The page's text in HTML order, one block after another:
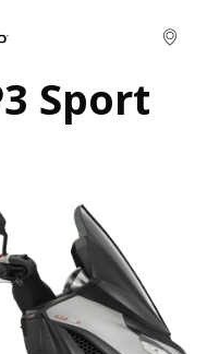
utama
Sport